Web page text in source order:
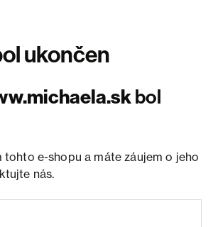
ukončen
bol
e-shopu a máte záujem o jeho
nás.